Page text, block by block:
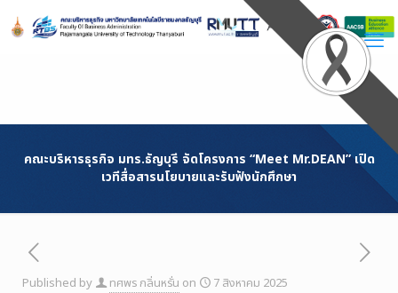
Content
คณะบริหารธุรกิจ มทร.ธัญบุรี จัดโครงการ “Meet Mr.DEAN” เปิด
เวทีสื่อสารนโยบายและรับฟังนักศึกษา
Published by ทศพร กลิ่นหรั่น on 7 สิงหาคม 2025